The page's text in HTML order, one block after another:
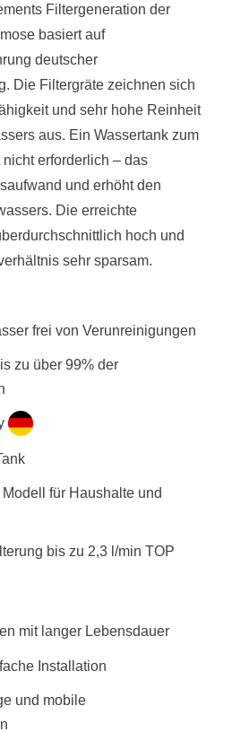
Filtergeneration der
basiert auf
deutscher
Die Filtergräte zeichnen sich
und sehr hohe Reinheit
aus. Ein Wassertank zum
erforderlich – das
und erhöht den
Die erreichte
hoch und
sehr sparsam.
frei von Verunreinigungen
zu über 99% der
für Haushalte und
bis zu 2,3 l/min TOP
mit langer Lebensdauer
Installation
und mobile